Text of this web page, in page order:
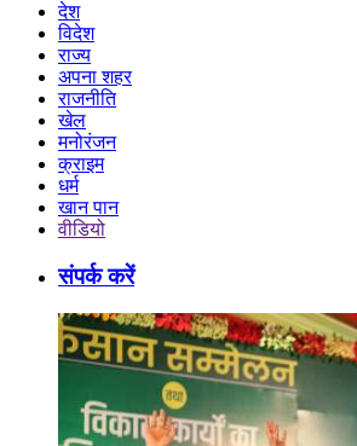
देश
विदेश
राज्य
अपना शहर
राजनीति
खेल
मनोरंजन
क्राइम
धर्म
खान पान
वीडियो
संपर्क करें